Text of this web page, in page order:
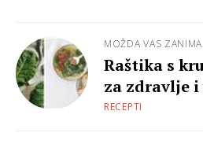
MOŽDA VAS
Raštika s
za zdravlje
RECEPTI